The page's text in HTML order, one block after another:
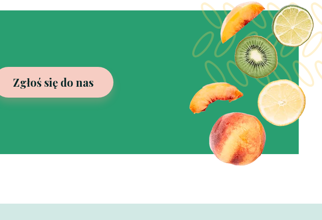
Zgłoś się do nas